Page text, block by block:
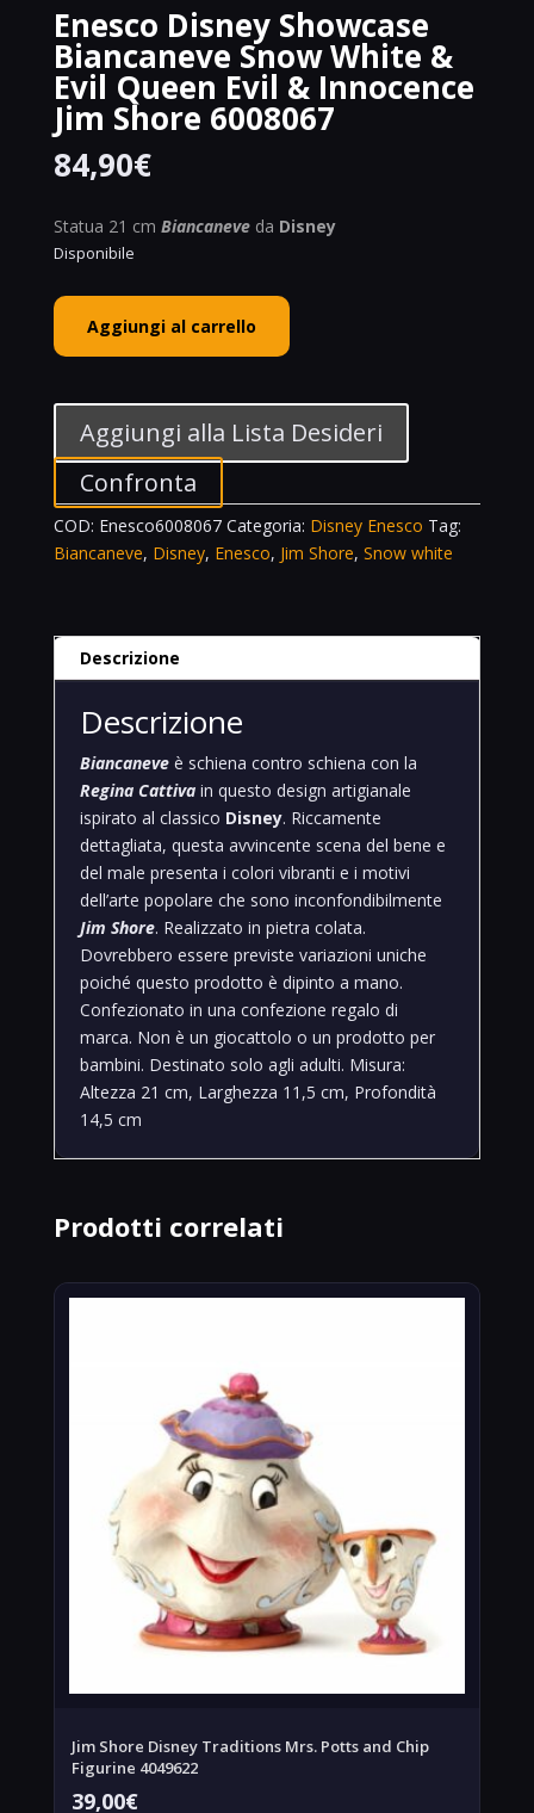
Enesco Disney Showcase
Biancaneve Snow White &
Evil Queen Evil & Innocence
Jim Shore 6008067
84,90€
Statua 21 cm Biancaneveda Disney
Disponibile
Enesco
Disney
Showcase
White
Evil
Queen
Evil
Jim
Shore
quantità
Aggiungi al carrello
Aggiungi alla Lista Desideri
Confronta
COD: Enesco6008067 Categoria: Disney Enesco Tag:
Biancaneve, Disney, Enesco, Jim Shore, Snow white
Descrizione
Descrizione
Biancaneveè schiena contro schiena con la
Regina Cattivain questo design artigianale
ispirato al classico Disney. Riccamente
dettagliata, questa avvincente scena del bene e
del male presenta i colori vibranti e i motivi
dell’arte popolare che sono inconfondibilmente
Jim Shore. Realizzato in pietra colata.
Dovrebbero essere previste variazioni uniche
poiché questo prodotto è dipinto a mano.
Confezionato in una confezione regalo di
marca. Non è un giocattolo o un prodotto per
bambini. Destinato solo agli adulti. Misura:
Altezza 21 cm, Larghezza 11,5 cm, Profondità
14,5 cm
Prodotti correlati
Jim Shore Disney Traditions Mrs. Potts and Chip
Figurine 4049622
39,00€